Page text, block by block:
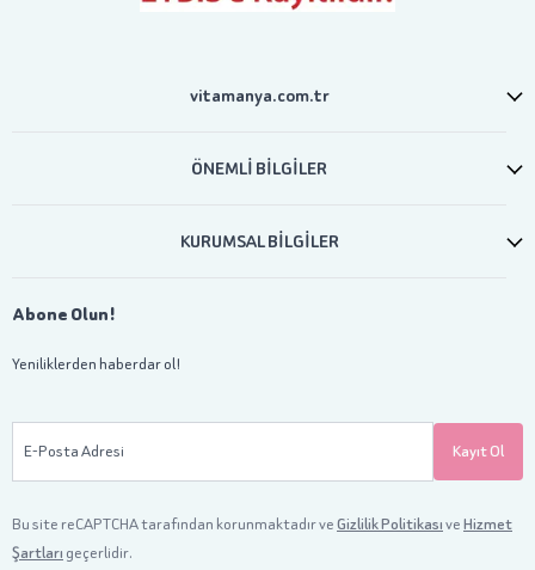
vitamanya.com.tr
ÖNEMLİ BİLGİLER
KURUMSAL BİLGİLER
Abone Olun!
Yeniliklerden haberdar ol!
E-Posta Adresi Kayıt Ol
Bu site reCAPTCHA tarafından korunmaktadır veGizlilik PolitikasıveHizmet
Şartları geçerlidir.